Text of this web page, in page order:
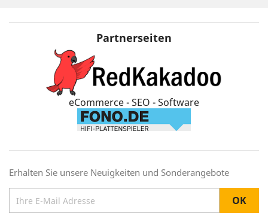
Partnerseiten
eCommerce - SEO - Software
Erhalten Sie unsere Neuigkeiten und Sonderangebote